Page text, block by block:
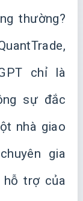
thường?
chỉ là
sự đắc
nhà giao
gia
trợ của